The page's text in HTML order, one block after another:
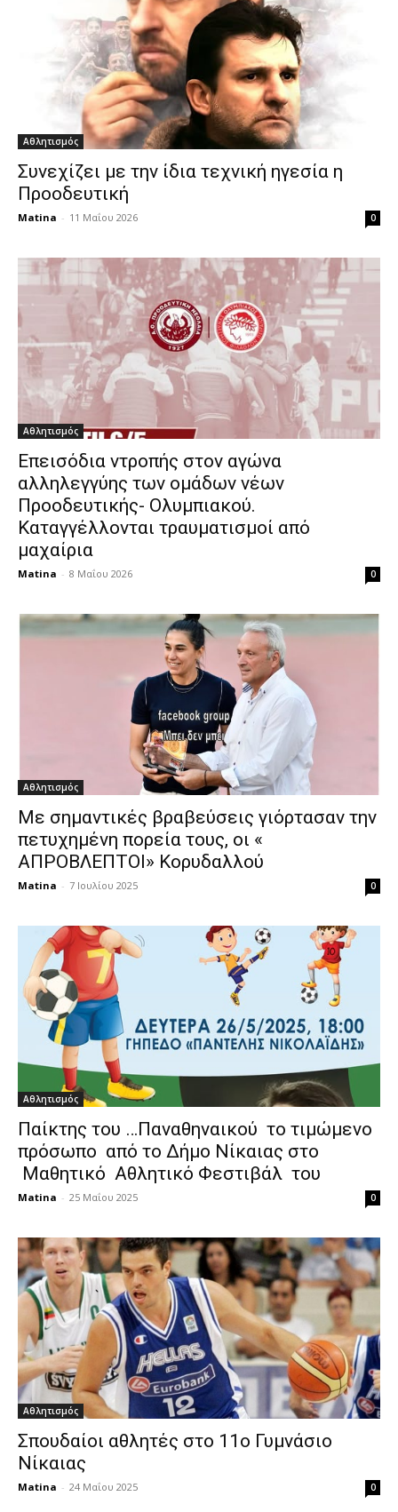
Αθλητισμός
Συνεχίζει με την ίδια τεχνική ηγεσία η
Προοδευτική
Matina - 11 Μαΐου 2026 0
Αθλητισμός
Επεισόδια ντροπής στον αγώνα
αλληλεγγύης των ομάδων νέων
Προοδευτικής- Ολυμπιακού.
Καταγγέλλονται τραυματισμοί από
μαχαίρια
Matina - 8 Μαΐου 2026 0
Αθλητισμός
Με σημαντικές βραβεύσεις γιόρτασαν την
πετυχημένη πορεία τους, οι «
ΑΠΡΟΒΛΕΠΤΟΙ» Κορυδαλλού
Matina - 7 Ιουλίου 2025 0
Αθλητισμός
Παίκτης του …Παναθηναικού το τιμώμενο
πρόσωπο από το Δήμο Νίκαιας στο
Μαθητικό Αθλητικό Φεστιβάλ του
Matina - 25 Μαΐου 2025 0
Αθλητισμός
Σπουδαίοι αθλητές στο 11ο Γυμνάσιο
Νίκαιας
Matina - 24 Μαΐου 2025 0